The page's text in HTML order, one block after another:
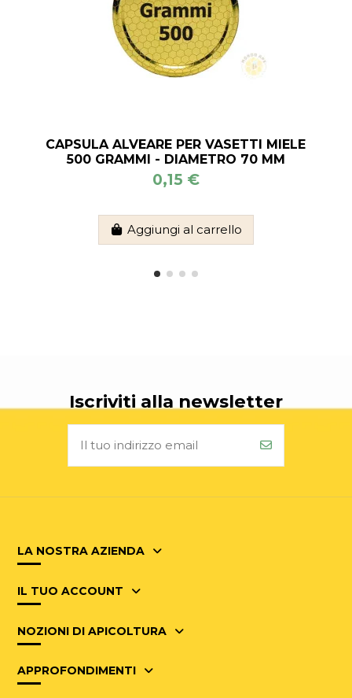
CAPSULA ALVEARE PER VASETTI MIELE
500 GRAMMI - DIAMETRO 70 MM
0,15 €
Aggiungi al carrello
Iscriviti alla newsletter
LA NOSTRA AZIENDA
IL TUO ACCOUNT
NOZIONI DI APICOLTURA
APPROFONDIMENTI